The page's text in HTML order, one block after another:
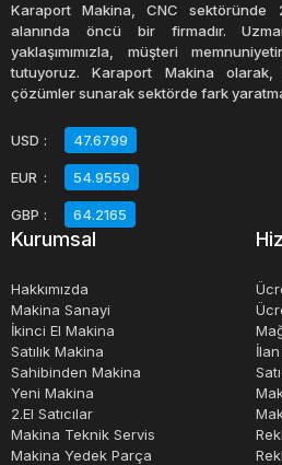
veya daha yüksek gerilimler için
trafoları 69 kV veya daha düşük
yaygın trafo tipidir ve yüksek
uygundur. Su soğutmalı trafolar
kullanılır ve endüstriyel tesislerde
trafo kapasitesi, gerilim seviyesi,
koşulları, soğutma yöntemi ve fiyat
trafoların kurulumu, bakımı ve
güvenli bir şekilde çalışmasını
Sonuç olarak, trafolar elektrik
Karaport Makina, CNC sektöründe
alanında öncü bir firmadır.
yaklaşımımızla, müşteri
tutuyoruz. Karaport Makina
çözümler sunarak sektörde fark
USD : 47.6799
EUR : 54.9559
GBP : 64.2165
Kurumsal
Hakkımızda
Makina Sanayi
İkinci El Makina
Satılık Makina
Sahibinden Makina
Yeni Makina
2.El Satıcılar
Makina Teknik Servis
Makina Yedek Parça